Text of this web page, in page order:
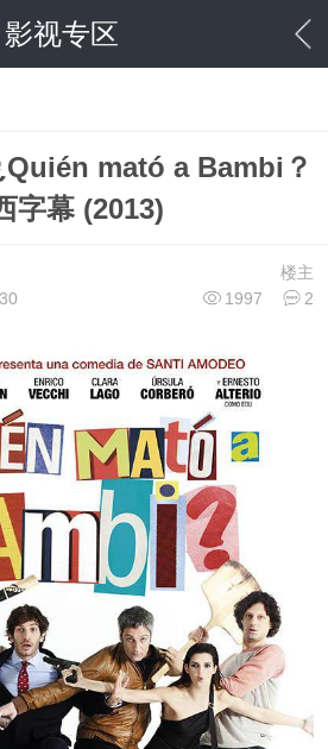
影视专区
mató a Bambi？
字幕 (2013)
楼主
1997
2